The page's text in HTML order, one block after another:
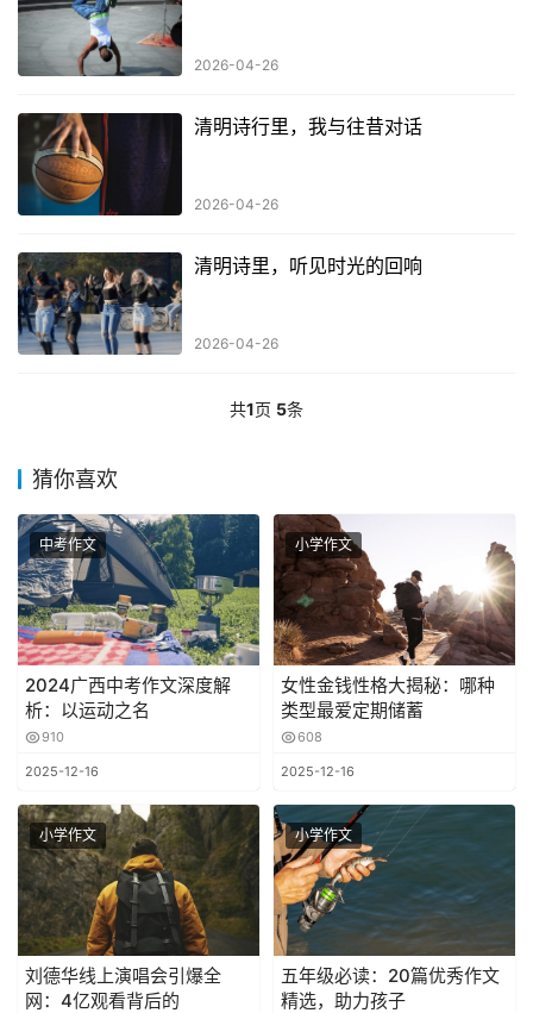
2026-04-26
清明诗行里，我与往昔对话
2026-04-26
清明诗里，听见时光的回响
2026-04-26
共1页 5条
猜你喜欢
中考作文
2024广西中考作文深度解
析：以运动之名
910
2025-12-16
小学作文
女性金钱性格大揭秘：哪种
类型最爱定期储蓄
608
2025-12-16
小学作文
刘德华线上演唱会引爆全
网：4亿观看背后的
小学作文
五年级必读：20篇优秀作文
精选，助力孩子